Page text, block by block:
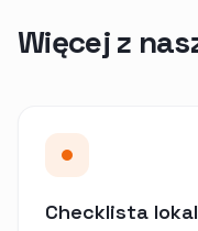
Więcej z
Checklista